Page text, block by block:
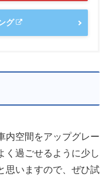
グ
内空間をアップグレー
く過ごせるように少し
思いますので、ぜひ試